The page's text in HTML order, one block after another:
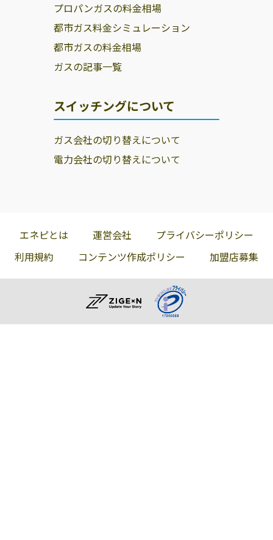
プロパンガスの料金相場
都市ガス料金シミュレーション
都市ガスの料金相場
ガスの記事一覧
スイッチングについて
ガス会社の切り替えについて
電力会社の切り替えについて
エネピとは 運営会社
プライバシーポリシー
利用規約
コンテンツ作成ポリシー 加盟店募集